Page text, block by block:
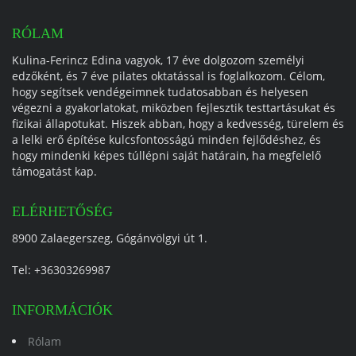
RÓLAM
Kulina-Ferincz Edina vagyok, 17 éve dolgozom személyi
edzőként, és 7 éve pilates oktatással is foglalkozom. Célom,
hogy segítsek vendégeimnek tudatosabban és helyesen
végezni a gyakorlatokat, miközben fejlesztik testtartásukat és
fizikai állapotukat. Hiszek abban, hogy a kedvesség, türelem és
a lelki erő építése kulcsfontosságú minden fejlődéshez, és
hogy mindenki képes túllépni saját határain, ha megfelelő
támogatást kap.
ELÉRHETŐSÉG
8900 Zalaegerszeg, Gógánvölgyi út 1.
Tel: +36303269987
INFORMÁCIÓK
Rólam